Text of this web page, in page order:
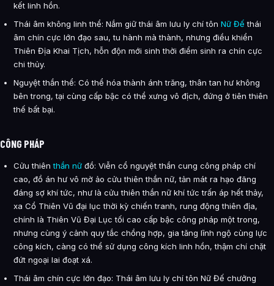
kết linh hồn.
Thái âm không linh thể: Nắm giữ thái âm lưu ly chí tôn Nữ Đế thái
âm chín cực lớn đạo sau, tu hành mà thành, nhưng điều khiển
Thiên Địa Khai Tịch, hỗn độn mới sinh thời điểm sinh ra chín cực
chi thủy.
Nguyệt thần thể: Có thể hóa thành ánh trăng, thân tan hư không
bên trong, tại cùng cấp bậc có thể xưng vô địch, đứng ở tiên thiên
thế bất bại.
CÔNG PHÁP
Cửu thiênthần nữ đồ: Viễn cổ nguyệt thần cung công pháp chí
cao, đồ án hư vô mờ ảo cửu thiên thần nữ, tản mát ra hạo đãng
đáng sợ khí tức, như là cửu thiên thần nữ khí tức trấn áp hết thảy,
xa Cổ Thiên Vũ đại lục thời kỳ chiến tranh, rung động thiên địa,
chính là Thiên Vũ Đại Lục tối cao cấp bậc công pháp một trong,
nhưng cùng ý cảnh quy tắc chồng hợp, gia tăng lĩnh ngộ cùng lực
công kích, càng có thể sử dụng công kích linh hồn, thậm chí chặt
đứt ngoại lai đoạt xá.
Thái âm chín cực lớn đạo: Thái âm lưu ly chí tôn Nữ Đế chưởng